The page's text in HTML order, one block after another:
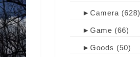
► Camera (628)
► Game (66)
► Goods (50)